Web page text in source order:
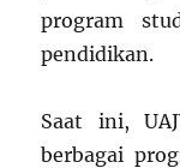
program
pendidikan.
Saat ini,
berbagai